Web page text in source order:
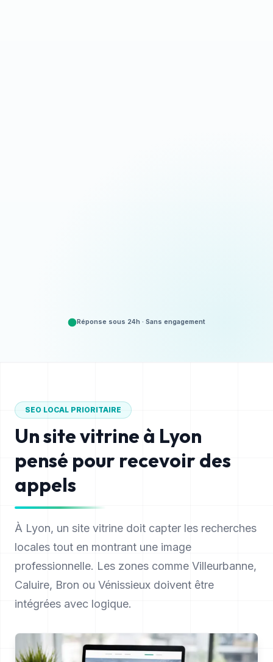
Réponse sous 24h · Sans engagement
SEO LOCAL PRIORITAIRE
Un site vitrine à Lyon
pensé pour recevoir des
appels
À Lyon, un site vitrine doit capter les recherches
locales tout en montrant une image
professionnelle. Les zones comme Villeurbanne,
Caluire, Bron ou Vénissieux doivent être
intégrées avec logique.